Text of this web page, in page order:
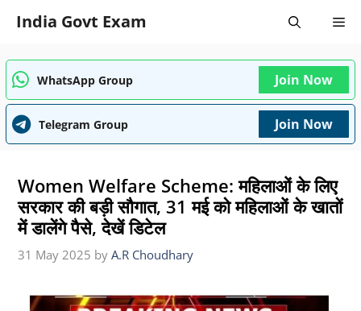
India Govt Exam
WhatsApp Group Join Now
Telegram Group Join Now
Women Welfare Scheme: महिलाओं के लिए
सरकार की बड़ी सौगात, 31 मई को महिलाओं के खातों
में डालेंगे पैसे, देखें डिटेल
31 May 2025 by A.R Choudhary